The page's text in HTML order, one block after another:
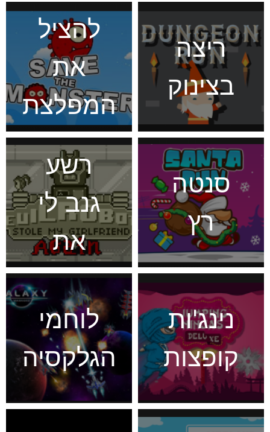
ריצה
בצינוק
להציל
את
המפלצת
סנטה
רץ
רובוט
רשע
גנב לי
את
החברה
נינג'ות
קופצות
לוחמי
הגלקסיה